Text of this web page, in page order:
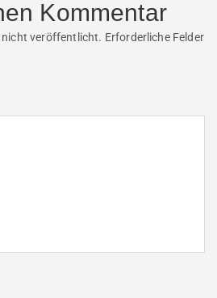
Kommentar
nicht veröffentlicht. Erforderliche Felder